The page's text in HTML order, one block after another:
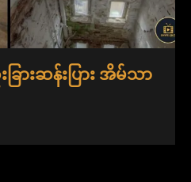
ားဆန်းပြား အိမ်သာ